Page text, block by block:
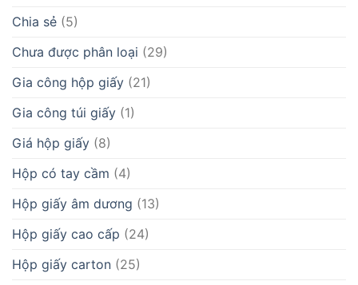
Chia sẻ (5)
Chưa được phân loại (29)
Gia công hộp giấy (21)
Gia công túi giấy (1)
Giá hộp giấy (8)
Hộp có tay cầm (4)
Hộp giấy âm dương (13)
Hộp giấy cao cấp (24)
Hộp giấy carton (25)